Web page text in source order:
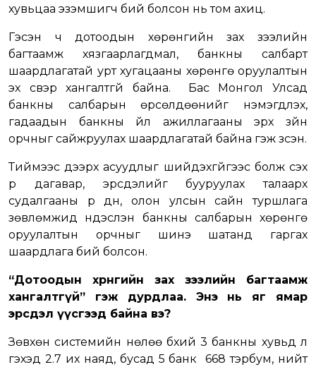
хувьцаа эзэмшигч бий болсон нь том ахиц.
Гэсэн ч дотоодын хөрөнгийн зах зээлийн
багтаамж хязгаарлагдмал, банкны салбарт
шаардлагатай урт хугацааны хөрөнгө оруулалтын
эх үүсвэр хангалтгүй байна. Бас Монгол Улсад
банкны салбарын өрсөлдөөнийг нэмэгдүүлэх,
гадаадын банкны үйл ажиллагааны эрх зүйн
орчныг сайжруулах шаардлагатай байна гэж үзсэн.
Тиймээс дээрх асуудлыг шийдэхгүйгээс болж үүсэх
үр дагавар, эрсдэлийг бууруулах талаарх
судалгааны үр дүн, олон улсын сайн туршлага
зөвлөмжид үндэслэн банкны салбарын хөрөнгө
оруулалтын орчныг шинэ шатанд гаргах
шаардлага бий болсон.
“Дотоодын хөрөнгийн зах зээлийн багтаамж
хангалтгүй” гэж дурдлаа. Энэ нь яг ямар
эрсдэл үүсгээд байна вэ?
Зөвхөн системийн нөлөө бүхий 3 банкны хувьд л
гэхэд 2.7 их наяд, бусад 5 банк 668 тэрбум, нийт